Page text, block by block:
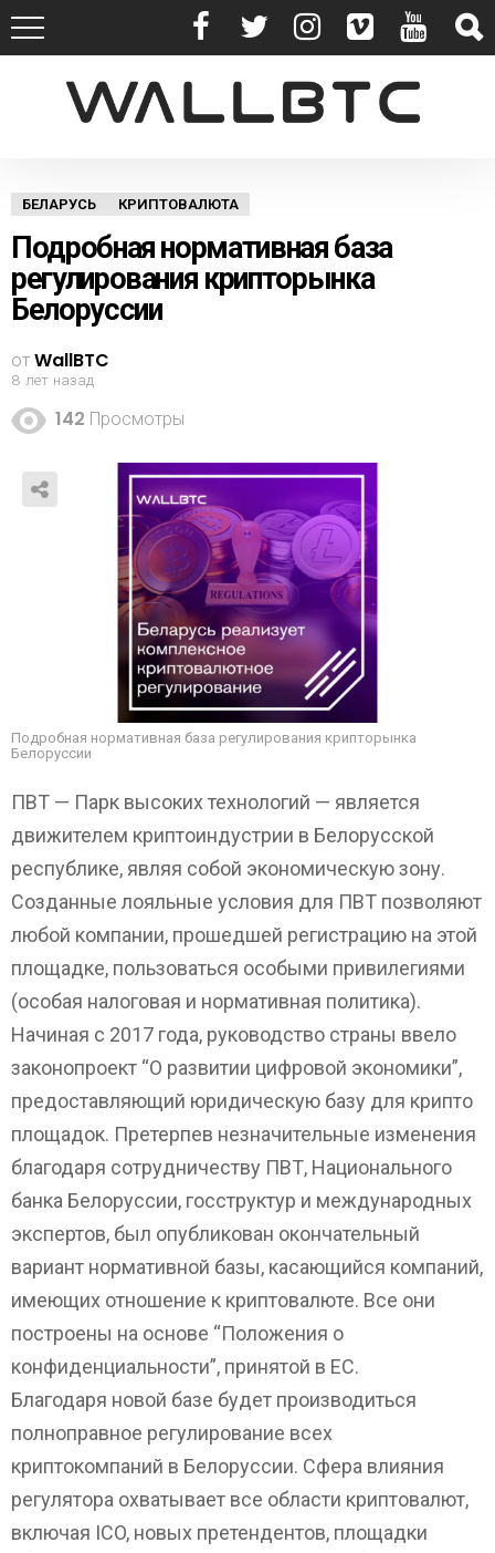
БЕЛАРУСЬ КРИПТОВАЛЮТА
Подробная нормативная база
регулирования крипторынка
Белоруссии
отWallBTC
8 лет назад
142 Просмотры
Подробная нормативная база регулирования крипторынка
Белоруссии
ПВТ — Парк высоких технологий — является
движителем криптоиндустрии в Белорусской
республике, являя собой экономическую зону.
Созданные лояльные условия для ПВТ позволяют
любой компании, прошедшей регистрацию на этой
площадке, пользоваться особыми привилегиями
(особая налоговая и нормативная политика).
Начиная с 2017 года, руководство страны ввело
законопроект “О развитии цифровой экономики”,
предоставляющий юридическую базу для крипто
площадок. Претерпев незначительные изменения
благодаря сотрудничеству ПВТ, Национального
банка Белоруссии, госструктур и международных
экспертов, был опубликован окончательный
вариант нормативной базы, касающийся компаний,
имеющих отношение к криптовалюте. Все они
построены на основе “Положения о
конфиденциальности”, принятой в ЕС.
Благодаря новой базе будет производиться
полноправное регулирование всех
криптокомпаний в Белоруссии. Сфера влияния
регулятора охватывает все области криптовалют,
включая ICO, новых претендентов, площадки